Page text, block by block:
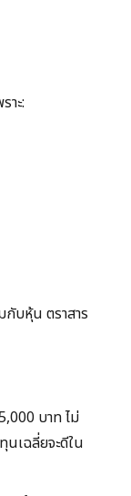
าะ:
บหุ้น ตราสาร
บาท ไม่
นเฉลี่ยจะดีใน